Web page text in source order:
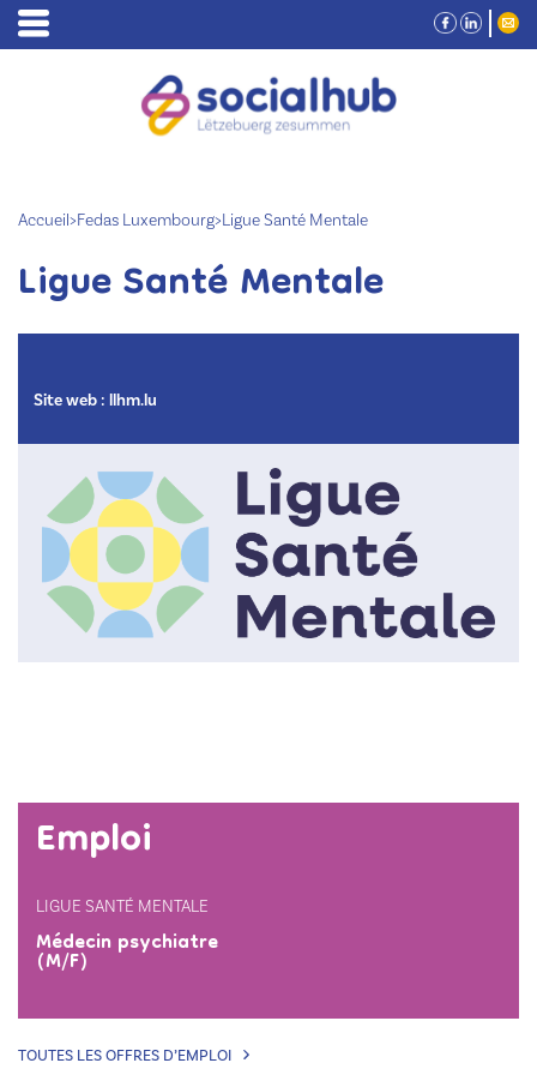
Accueil>Fedas Luxembourg>Ligue Santé Mentale
Ligue Santé Mentale
Site web : llhm.lu
Emploi
LIGUE SANTÉ MENTALE
Médecin psychiatre
(M/F)
TOUTES LES OFFRES D’EMPLOI